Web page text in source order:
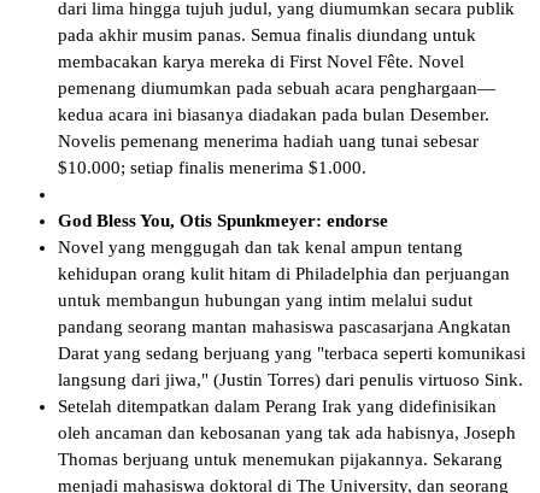
dari lima hingga tujuh judul, yang diumumkan secara publik
pada akhir musim panas. Semua finalis diundang untuk
membacakan karya mereka di First Novel Fête. Novel
pemenang diumumkan pada sebuah acara penghargaan—
kedua acara ini biasanya diadakan pada bulan Desember.
Novelis pemenang menerima hadiah uang tunai sebesar
$10.000; setiap finalis menerima $1.000.
God Bless You, Otis Spunkmeyer: endorse
Novel yang menggugah dan tak kenal ampun tentang
kehidupan orang kulit hitam di Philadelphia dan perjuangan
untuk membangun hubungan yang intim melalui sudut
pandang seorang mantan mahasiswa pascasarjana Angkatan
Darat yang sedang berjuang yang "terbaca seperti komunikasi
langsung dari jiwa," (Justin Torres) dari penulis virtuoso Sink.
Setelah ditempatkan dalam Perang Irak yang didefinisikan
oleh ancaman dan kebosanan yang tak ada habisnya, Joseph
Thomas berjuang untuk menemukan pijakannya. Sekarang
menjadi mahasiswa doktoral di The University, dan seorang